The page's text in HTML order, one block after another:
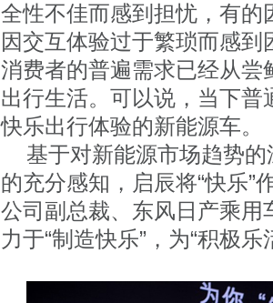
全性不佳而感到担忧，有
因交互体验过于繁琐而感
消费者的普遍需求已经从
出行生活。可以说，当下
快乐出行体验的新能源车。
基于对新能源市场趋势
的充分感知，启辰将“快乐”
公司副总裁、东风日产乘
力于“制造快乐”，为“积极